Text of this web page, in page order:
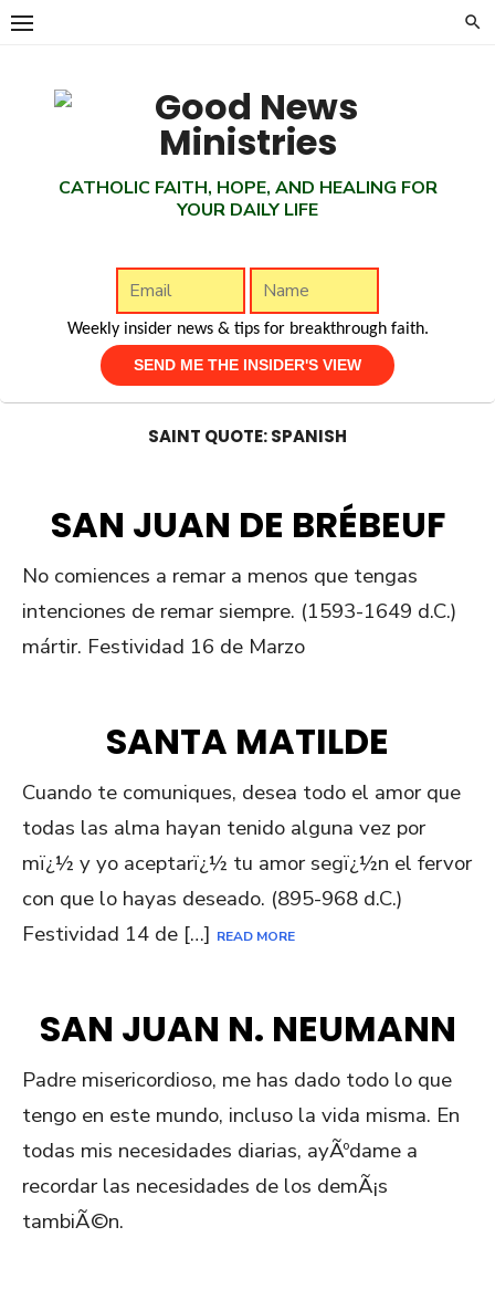
Skip
CATHOLIC FAITH, HOPE, AND HEALING FOR
YOUR DAILY LIFE
Weekly insider news & tips for breakthrough faith.
SAINT QUOTE:SPANISH
SAN JUAN DE BRÉBEUF
No comiences a remar a menos que tengas
intenciones de remar siempre. (1593-1649 d.C.)
mártir. Festividad 16 de Marzo
SANTA MATILDE
Cuando te comuniques, desea todo el amor que
todas las alma hayan tenido alguna vez por
mï¿½ y yo aceptarï¿½ tu amor segï¿½n el fervor
con que lo hayas deseado. (895-968 d.C.)
Festividad 14 de […] READ MORE
SAN JUAN N. NEUMANN
Padre misericordioso, me has dado todo lo que
tengo en este mundo, incluso la vida misma. En
todas mis necesidades diarias, ayÃºdame a
recordar las necesidades de los demÃ¡s
tambiÃ©n.